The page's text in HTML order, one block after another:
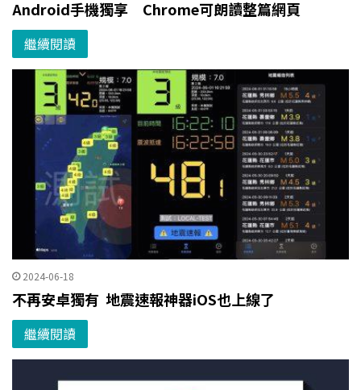
Android手機獨享 Chrome可朗讀整篇網頁
繼續閱讀
2024-06-18
不再安卓獨有 地震速報神器iOS也上線了
繼續閱讀